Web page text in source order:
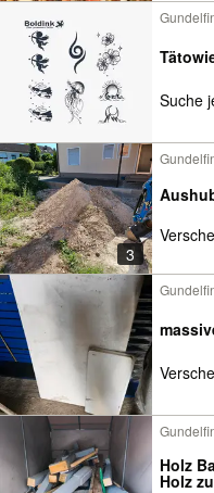
Suche
3
Holz
Holz